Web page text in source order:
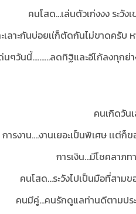
คนโสด...เล่นตัวเก่งงง ระวั
ลาะกันบ่อยเเ่ก็ตัดกันไม่ขาดครับ
นๆวันนี้..........ลดทิฐิและอีโก้ลงทุก
คนเกิดวัน
การงาน....งานเยอะเป็นพิเศษ เเต่
การเงิน...มีโชคลาภท
คนโสด…ระวังไปเป็นมือที่สามข
คนมีคู่…คนรักดูแลท่านดีตามปร